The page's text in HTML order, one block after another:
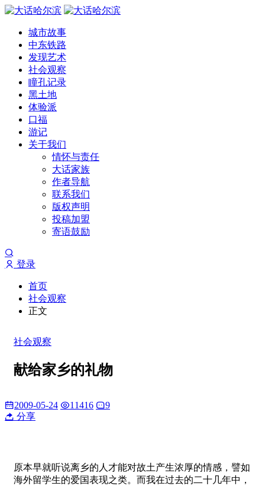
城市故事
中东铁路
发现艺术
社会观察
瞳孔记录
黑土地
体验派
口福
游记
关于我们
情怀与责任
大话家族
作者导航
联系我们
版权声明
投稿加盟
寄语鼓励
登录
首页
社会观察
正文
社会观察
献给家乡的礼物
2009-05-24 11416
9
分享
原本早就听说离乡的人才能对故土产生浓厚的情感，譬如
海外留学生的爱国表现之类。而我在过去的二十几年中，